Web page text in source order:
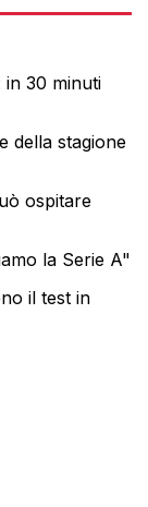
in 30 minuti
della stagione
ospitare
la Serie A"
il test in